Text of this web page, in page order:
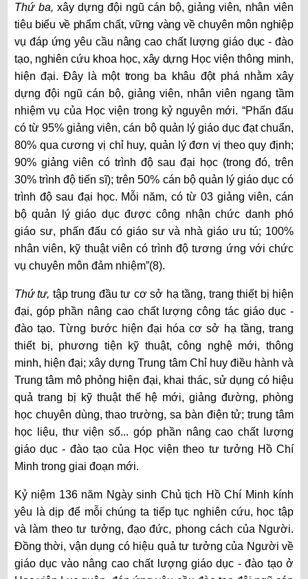
Thứ ba,xây dựng đội ngũ cán bộ, giảng viên, nhân viên
tiêu biểu về phẩm chất, vững vàng về chuyên môn nghiệp
vụ đáp ứng yêu cầu nâng cao chất lượng giáo dục - đào
tạo, nghiên cứu khoa học, xây dựng Học viện thông minh,
hiện đại. Đây là một trong ba khâu đột phá nhằm xây
dựng đội ngũ cán bộ, giảng viên, nhân viên ngang tầm
nhiệm vụ của Học viện trong kỷ nguyên mới. “Phấn đấu
có từ 95% giảng viên, cán bộ quản lý giáo dục đạt chuẩn,
80% qua cương vị chỉ huy, quản lý đơn vị theo quy định;
90% giảng viên có trình độ sau đại học (trong đó, trên
30% trình độ tiến sĩ); trên 50% cán bộ quản lý giáo dục có
trình độ sau đại học. Mỗi năm, có từ 03 giảng viên, cán
bộ quản lý giáo dục được công nhận chức danh phó
giáo sư, phấn đấu có giáo sư và nhà giáo ưu tú; 100%
nhân viên, kỹ thuật viên có trình độ tương ứng với chức
vụ chuyên môn đảm nhiệm”(8).
Thứ tư, tập trung đầu tư cơ sở hạ tầng, trang thiết bị hiện
đại, góp phần nâng cao chất lượng công tác giáo dục -
đào tạo. Từng bước hiện đại hóa cơ sở hạ tầng, trang
thiết bị, phương tiện kỹ thuật, công nghệ mới, thông
minh, hiện đại; xây dựng Trung tâm Chỉ huy điều hành và
Trung tâm mô phỏng hiện đại, khai thác, sử dụng có hiệu
quả trang bị kỹ thuật thế hệ mới, giảng đường, phòng
học chuyên dùng, thao trường, sa bàn điện tử; trung tâm
học liệu, thư viện số... góp phần nâng cao chất lượng
giáo dục - đào tạo của Học viện theo tư tưởng Hồ Chí
Minh trong giai đoạn mới.
Kỷ niệm 136 năm Ngày sinh Chủ tịch Hồ Chí Minh kính
yêu là dịp để mỗi chúng ta tiếp tục nghiên cứu, học tập
và làm theo tư tưởng, đạo đức, phong cách của Người.
Đồng thời, vận dụng có hiệu quả tư tưởng của Người về
giáo dục vào nâng cao chất lượng giáo dục - đào tạo ở